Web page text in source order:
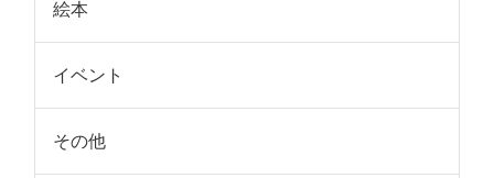
絵本
イベント
その他